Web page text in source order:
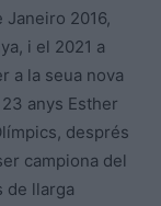
Janeiro 2016,
i el 2021 a
a la seua nova
23 anys Esther
després
campiona del
de llarga